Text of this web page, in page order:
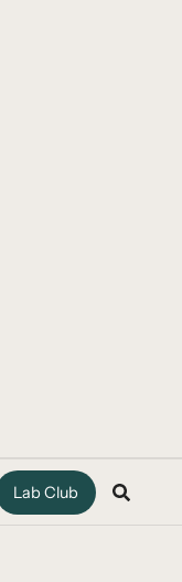
Lab Club